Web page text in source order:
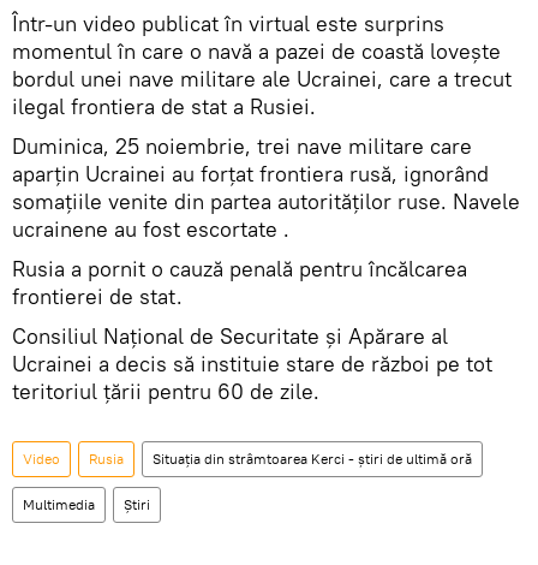
Într-un video publicat în virtual este surprins
momentul în care o navă a pazei de coastă lovește
bordul unei nave militare ale Ucrainei, care a trecut
ilegal frontiera de stat a Rusiei.
Duminica, 25 noiembrie, trei nave militare care
aparțin Ucrainei au forțat frontiera rusă, ignorând
somațiile venite din partea autorităților ruse. Navele
ucrainene au fost escortate .
Rusia a pornit o cauză penală pentru încălcarea
frontierei de stat.
Consiliul Național de Securitate și Apărare al
Ucrainei a decis să instituie stare de război pe tot
teritoriul țării pentru 60 de zile.
Video Rusia Situația din strâmtoarea Kerci - știri de ultimă oră
Multimedia Știri